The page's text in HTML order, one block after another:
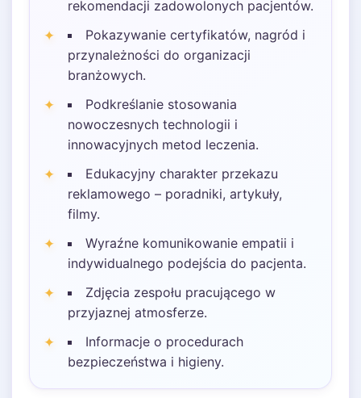
rekomendacji zadowolonych pacjentów.
Pokazywanie certyfikatów, nagród i
przynależności do organizacji
branżowych.
Podkreślanie stosowania
nowoczesnych technologii i
innowacyjnych metod leczenia.
Edukacyjny charakter przekazu
reklamowego – poradniki, artykuły,
filmy.
Wyraźne komunikowanie empatii i
indywidualnego podejścia do pacjenta.
Zdjęcia zespołu pracującego w
przyjaznej atmosferze.
Informacje o procedurach
bezpieczeństwa i higieny.